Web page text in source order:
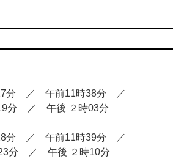
／ 午前11時38分 ／
午後 ２時03分
／ 午前11時39分 ／
午後 ２時10分